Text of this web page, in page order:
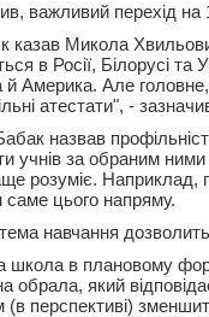
важливий перехід на
Микола
в Росії, Білорусі та
й Америка. Але
атестати", -
назвав
учнів за обраним
розуміє. Наприклад,
саме цього напряму.
навчання
в плановому
обрала, який
перспективі)